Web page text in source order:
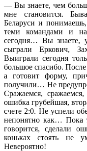
— Вы знаете, чем
мне становится.
Беларуси и
теми командами и
сегодня… Вы знаете,
сыграли Еркович,
Выиграли сегодня
большое спасибо.
а готовит форму,
получили… Не
Сражаемся,
ошибка грубейшая,
счете 2:0. Не успели
непонятно как… Пока
говорится, сделали
коньках стоять не
Невероятно!